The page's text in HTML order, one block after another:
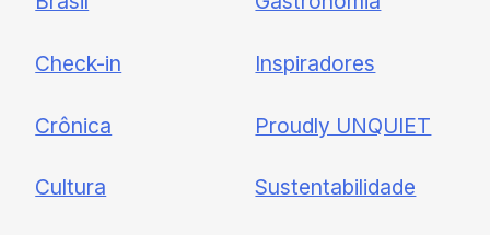
Check-in
Crônica
Cultura
Inspiradores
Proudly UNQUIET
Sustentabilidade